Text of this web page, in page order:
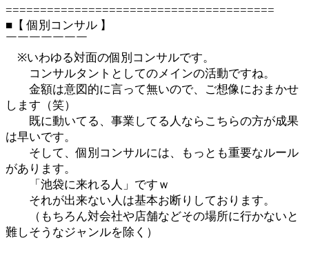
=======================================
■【 個別コンサル 】
￣￣￣￣￣￣￣
※いわゆる対面の個別コンサルです。
コンサルタントとしてのメインの活動ですね。
金額は意図的に言って無いので、ご想像におまかせ
します（笑）
既に動いてる、事業してる人ならこちらの方が成果
は早いです。
そして、個別コンサルには、もっとも重要なルール
があります。
「池袋に来れる人」ですｗ
それが出来ない人は基本お断りしております。
（もちろん対会社や店舗などその場所に行かないと
難しそうなジャンルを除く）